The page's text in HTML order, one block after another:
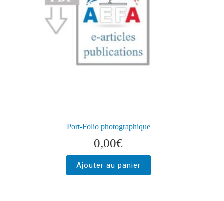
Port-Folio photographique
0,00€
Ajouter au panier